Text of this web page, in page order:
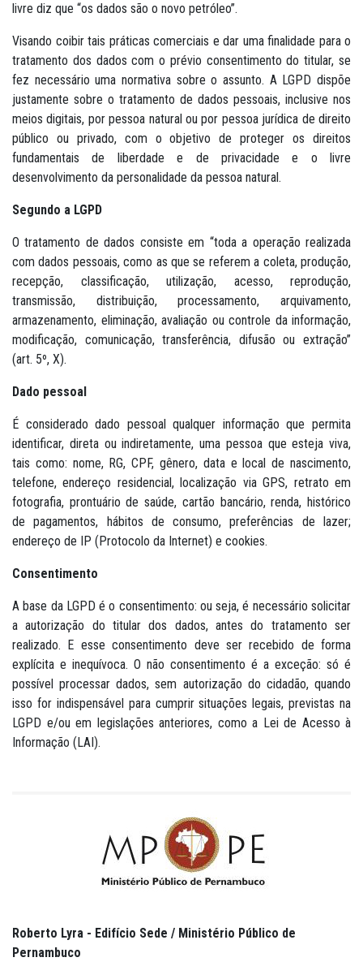
livre diz que “os dados são o novo petróleo”.
Visando coibir tais práticas comerciais e dar uma finalidade para o
tratamento dos dados com o prévio consentimento do titular, se
fez necessário uma normativa sobre o assunto. A LGPD dispõe
justamente sobre o tratamento de dados pessoais, inclusive nos
meios digitais, por pessoa natural ou por pessoa jurídica de direito
público ou privado, com o objetivo de proteger os direitos
fundamentais de liberdade e de privacidade e o livre
desenvolvimento da personalidade da pessoa natural.
Segundo a LGPD
O tratamento de dados consiste em “toda a operação realizada
com dados pessoais, como as que se referem a coleta, produção,
recepção, classificação, utilização, acesso, reprodução,
transmissão, distribuição, processamento, arquivamento,
armazenamento, eliminação, avaliação ou controle da informação,
modificação, comunicação, transferência, difusão ou extração”
(art. 5º, X).
Dado pessoal
É considerado dado pessoal qualquer informação que permita
identificar, direta ou indiretamente, uma pessoa que esteja viva,
tais como: nome, RG, CPF, gênero, data e local de nascimento,
telefone, endereço residencial, localização via GPS, retrato em
fotografia, prontuário de saúde, cartão bancário, renda, histórico
de pagamentos, hábitos de consumo, preferências de lazer;
endereço de IP (Protocolo da Internet) e cookies.
Consentimento
A base da LGPD é o consentimento: ou seja, é necessário solicitar
a autorização do titular dos dados, antes do tratamento ser
realizado. E esse consentimento deve ser recebido de forma
explícita e inequívoca. O não consentimento é a exceção: só é
possível processar dados, sem autorização do cidadão, quando
isso for indispensável para cumprir situações legais, previstas na
LGPD e/ou em legislações anteriores, como a Lei de Acesso à
Informação (LAI).
Roberto Lyra - Edifício Sede / Ministério Público de
Pernambuco